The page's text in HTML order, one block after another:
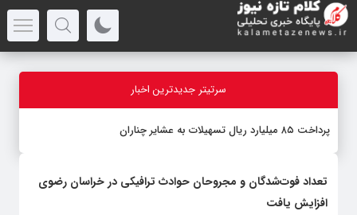
سرتیتر جدیدترین اخبار
پرداخت ۸۵ میلیارد ریال تسهیلات به عشایر چناران
تعداد فوت‌شدگان و مجروحان حوادث ترافیکی در خراسان رضوی
افزایش یافت